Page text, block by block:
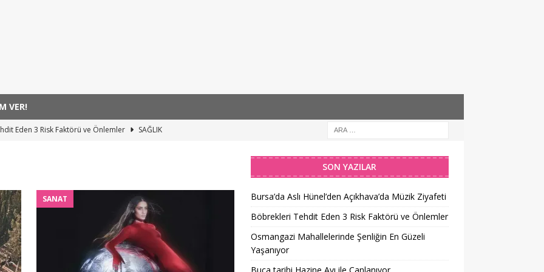
VER!
Eden 3 Risk Faktörü ve Önlemler
SAĞLIK
Avı ile Canlanıyor
Çocuklarının Hikâyesi
SANAT
Açıkhava’da Müzik Ziyafeti MANŞET
SANAT
SON YAZILAR
Bursa’da Aslı Hünel’den Açıkhava’da Müzik Ziyafeti
Böbrekleri Tehdit Eden 3 Risk Faktörü ve Önlemler
Osmangazi Mahallelerinde Şenliğin En Güzeli
Yaşanıyor